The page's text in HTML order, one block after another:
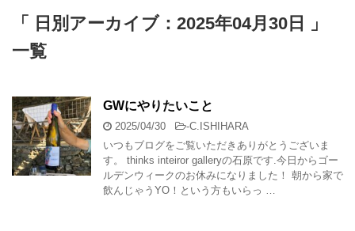
「 日別アーカイブ：2025年04月30日 」
一覧
GWにやりたいこと
2025/04/30 -C.ISHIHARA
いつもブログをご覧いただきありがとうございま
す。 thinks inteiror galleryの石原です.今日からゴー
ルデンウィークのお休みになりました！ 朝から家で
飲んじゃうYO！という方もいらっ …